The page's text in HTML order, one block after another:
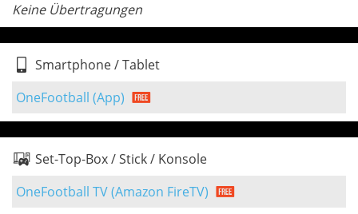
Keine Übertragungen
Smartphone / Tablet
OneFootball (App)
Set-Top-Box / Stick / Konsole
OneFootball TV (Amazon FireTV)